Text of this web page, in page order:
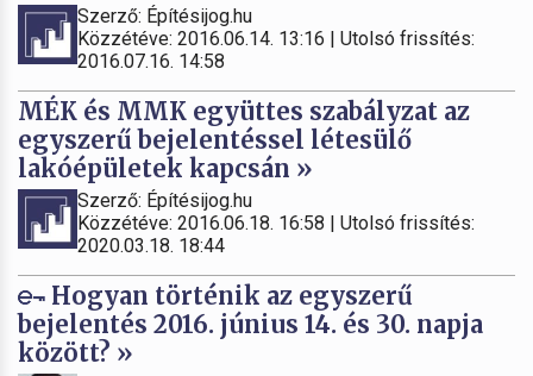
Szerző: Építésijog.hu
Közzétéve: 2016.06.14. 13:16 | Utolsó frissítés:
2016.07.16. 14:58
MÉK és MMK együttes szabályzat az
egyszerű bejelentéssel létesülő
lakóépületek kapcsán »
Szerző: Építésijog.hu
Közzétéve: 2016.06.18. 16:58 | Utolsó frissítés:
2020.03.18. 18:44
Hogyan történik az egyszerű
bejelentés 2016. június 14. és 30. napja
között? »